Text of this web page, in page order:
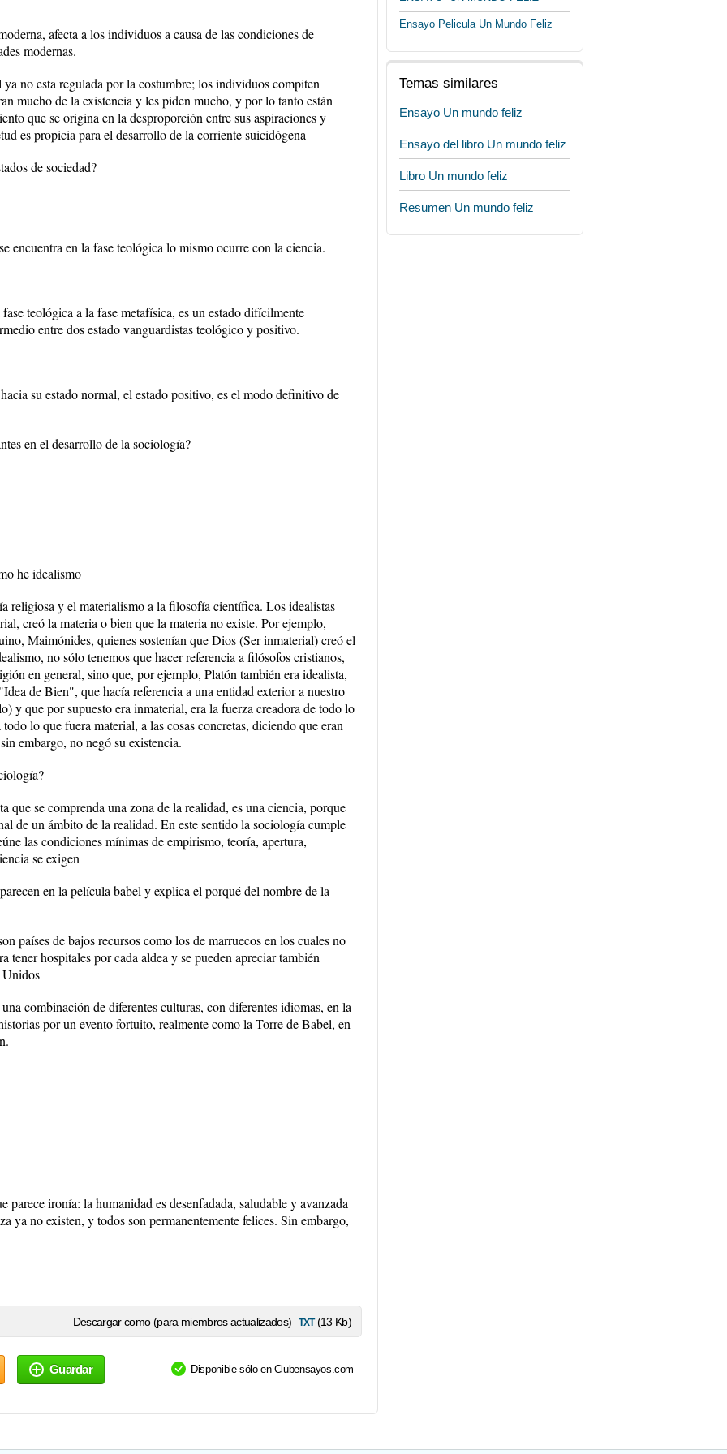
afecta a los individuos a causa de las condiciones de
modernas.
ya no esta regulada por la costumbre; los individuos compiten
mucho de la existencia y les piden mucho, y por lo tanto están
que se origina en la desproporción entre sus aspiraciones y
es propicia para el desarrollo de la corriente suicidógena
de sociedad?
encuentra en la fase teológica lo mismo ocurre con la ciencia.
teológica a la fase metafísica, es un estado difícilmente
entre dos estado vanguardistas teológico y positivo.
su estado normal, el estado positivo, es el modo definitivo de
en el desarrollo de la sociología?
he idealismo
religiosa y el materialismo a la filosofía científica. Los idealistas
creó la materia o bien que la materia no existe. Por ejemplo,
Maimónides, quienes sostenían que Dios (Ser inmaterial) creó el
no sólo tenemos que hacer referencia a filósofos cristianos,
en general, sino que, por ejemplo, Platón también era idealista,
de Bien", que hacía referencia a una entidad exterior a nuestro
y que por supuesto era inmaterial, era la fuerza creadora de todo lo
lo que fuera material, a las cosas concretas, diciendo que eran
embargo, no negó su existencia.
que se comprenda una zona de la realidad, es una ciencia, porque
de un ámbito de la realidad. En este sentido la sociología cumple
las condiciones mínimas de empirismo, teoría, apertura,
se exigen
en la película babel y explica el porqué del nombre de la
países de bajos recursos como los de marruecos en los cuales no
tener hospitales por cada aldea y se pueden apreciar también
Unidos
combinación de diferentes culturas, con diferentes idiomas, en la
por un evento fortuito, realmente como la Torre de Babel, en
parece ironía: la humanidad es desenfadada, saludable y avanzada
ya no existen, y todos son permanentemente felices. Sin embargo,
Descargar como (para miembros actualizados) txt(13 Kb)
Guardar Disponible sólo en Clubensayos.com
Ensayo Pelicula Un Mundo Feliz
Temas similares
Ensayo Un mundo feliz
Ensayo del libro Un mundo feliz
Libro Un mundo feliz
Resumen Un mundo feliz